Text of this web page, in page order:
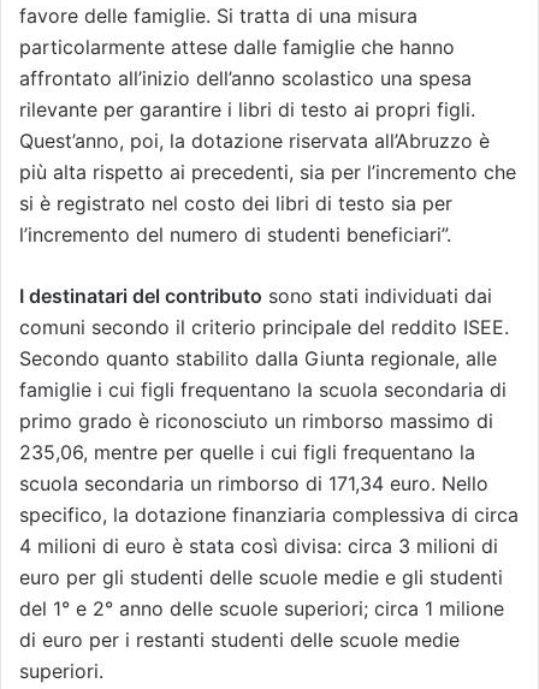
favore delle famiglie. Si tratta di una misura
particolarmente attese dalle famiglie che hanno
affrontato all’inizio dell’anno scolastico una spesa
rilevante per garantire i libri di testo ai propri figli.
Quest’anno, poi, la dotazione riservata all’Abruzzo è
più alta rispetto ai precedenti, sia per l’incremento che
si è registrato nel costo dei libri di testo sia per
l’incremento del numero di studenti beneficiari”.
I destinatari del contributo sono stati individuati dai
comuni secondo il criterio principale del reddito ISEE.
Secondo quanto stabilito dalla Giunta regionale, alle
famiglie i cui figli frequentano la scuola secondaria di
primo grado è riconosciuto un rimborso massimo di
235,06, mentre per quelle i cui figli frequentano la
scuola secondaria un rimborso di 171,34 euro. Nello
specifico, la dotazione finanziaria complessiva di circa
4 milioni di euro è stata così divisa: circa 3 milioni di
euro per gli studenti delle scuole medie e gli studenti
del 1° e 2° anno delle scuole superiori; circa 1 milione
di euro per i restanti studenti delle scuole medie
superiori.